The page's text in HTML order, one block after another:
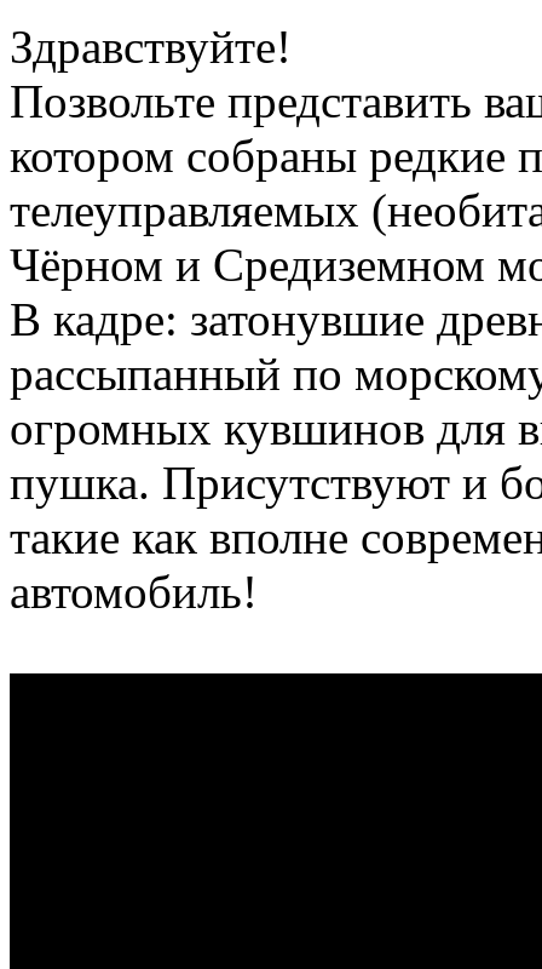
Здравствуйте!
Позвольте представить
котором собраны редкие
телеуправляемых
Чёрном и Средиземном
В кадре: затонувшие
рассыпанный по
огромных кувшинов для
пушка. Присутствуют и
такие как вполне
автомобиль!